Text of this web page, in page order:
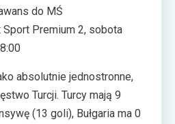
do MŚ
Sport Premium 2, sobota
absolutnie jednostronne,
Turcji. Turcy mają 9
(13 goli), Bułgaria ma 0